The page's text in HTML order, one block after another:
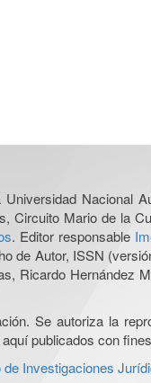
Nacional
Circuito Mario de la
. Editor responsable
de Autor, ISSN
Ricardo Hernández
Se autoriza la
publicados con
Investigaciones